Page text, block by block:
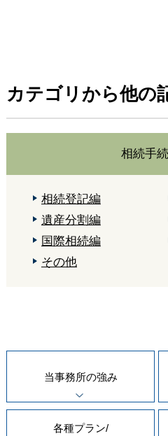
カテゴリから他の
相続手
相続登記編
遺産分割編
国際相続編
その他
当事務所の強み
各種プラン/